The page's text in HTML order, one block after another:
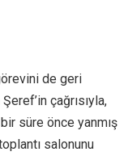
de geri
çağrısıyla,
süre önce yanmış
salonunu